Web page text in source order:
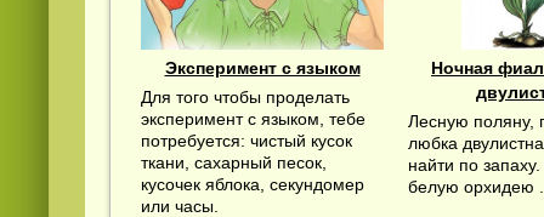
Эксперимент с языком
Для того чтобы проделать
эксперимент с языком, тебе
потребуется: чистый кусок
ткани, сахарный песок,
кусочек яблока, секундомер
или часы.
Ночная
Лесную поляну,
любка
найти по
белую орхидею